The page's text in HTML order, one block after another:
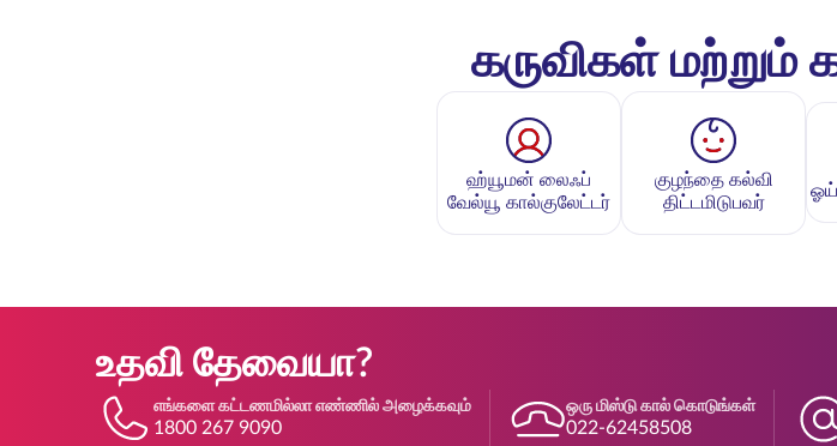
கருவிகள் மற்றும்
ஹ்யூமன் லைஃப்
வேல்யூ கால்குலேட்டர்
குழந்தை கல்வி
திட்டமிடுபவர்
உதவி தேவையா?
எங்களை கட்டணமில்லா எண்ணில் அழைக்கவும்
1800 267 9090
ஒரு மிஸ்டு கால் கொடுங்கள்
022-62458508